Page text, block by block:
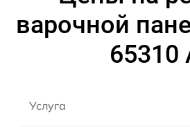
варочной
65310
Услуга